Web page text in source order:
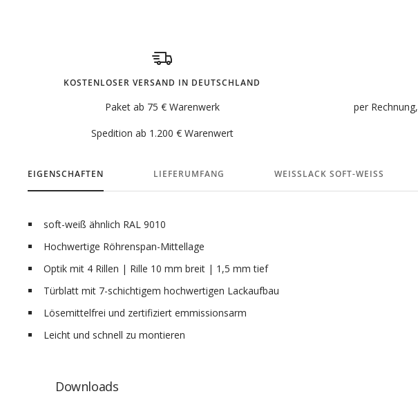
KOSTENLOSER VERSAND IN DEUTSCHLAND
Paket ab 75 € Warenwerk
Spedition ab 1.200 € Warenwert
per Rechnung,
EIGENSCHAFTEN LIEFERUMFANG WEISSLACK SOFT-WEISS
soft-weiß ähnlich RAL 9010
Hochwertige Röhrenspan-Mittellage
Optik mit 4 Rillen | Rille 10 mm breit | 1,5 mm tief
Türblatt mit 7-schichtigem hochwertigen Lackaufbau
Lösemittelfrei und zertifiziert emmissionsarm
Leicht und schnell zu montieren
Downloads